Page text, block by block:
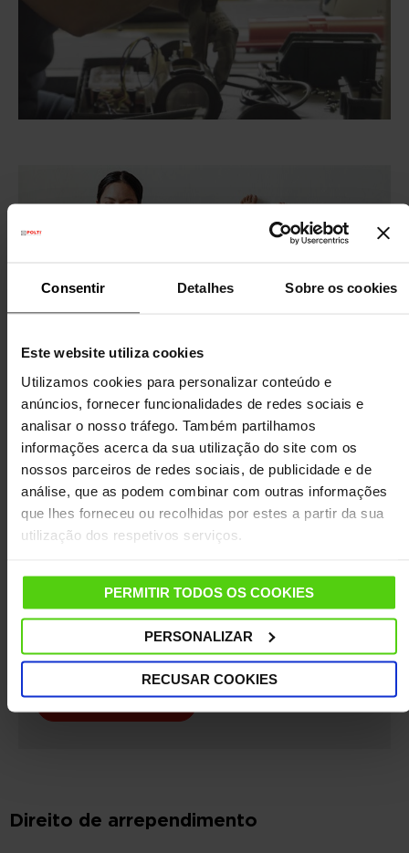
Consentir Detalhes Sobre os cookies
Este website utiliza cookies
Utilizamos cookies para personalizar conteúdo e
anúncios, fornecer funcionalidades de redes sociais e
analisar o nosso tráfego. Também partilhamos
informações acerca da sua utilização do site com os
nossos parceiros de redes sociais, de publicidade e de
análise, que as podem combinar com outras informações
que lhes forneceu ou recolhidas por estes a partir da sua
utilização dos respetivos serviços.
PERMITIR TODOS OS COOKIES
PERSONALIZAR
RECUSAR COOKIES
Registe o seu produto
É rápido e fácil: basta ter à mão a data de
encontrar por baixo do seu produto. Uma vez
registado, receberá imediatamente um cupão
de desconto para utilizar na sua próxima
compra.
Direito de arrependimento